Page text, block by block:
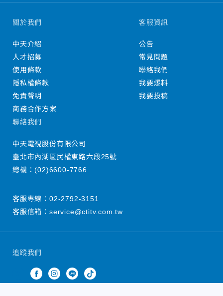
追蹤我們
關於我們
中天介紹
人才招募
使用條款
隱私權條款
免責聲明
商務合作方案
客服資訊
公告
常見問題
聯絡我們
我要爆料
我要投稿
聯絡我們
中天電視股份有限公司
臺北市內湖區民權東路六段25號
總機：(02)6600-7766
客服專線： 02-2792-3151
客服信箱： service@ctitv.com.tw